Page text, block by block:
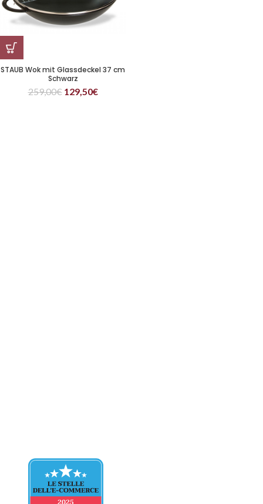
STAUB Wok mit Glassdeckel 37 cm
Schwarz
259,00€ 129,50€